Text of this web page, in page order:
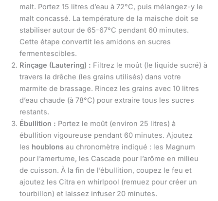
malt. Portez 15 litres d’eau à 72°C, puis mélangez-y le
malt concassé. La température de la maische doit se
stabiliser autour de 65-67°C pendant 60 minutes.
Cette étape convertit les amidons en sucres
fermentescibles.
Rinçage (Lautering) : Filtrez le moût (le liquide sucré) à
travers la drêche (les grains utilisés) dans votre
marmite de brassage. Rincez les grains avec 10 litres
d’eau chaude (à 78°C) pour extraire tous les sucres
restants.
Ébullition : Portez le moût (environ 25 litres) à
ébullition vigoureuse pendant 60 minutes. Ajoutez
les houblons au chronomètre indiqué : les Magnum
pour l’amertume, les Cascade pour l’arôme en milieu
de cuisson. À la fin de l’ébullition, coupez le feu et
ajoutez les Citra en whirlpool (remuez pour créer un
tourbillon) et laissez infuser 20 minutes.